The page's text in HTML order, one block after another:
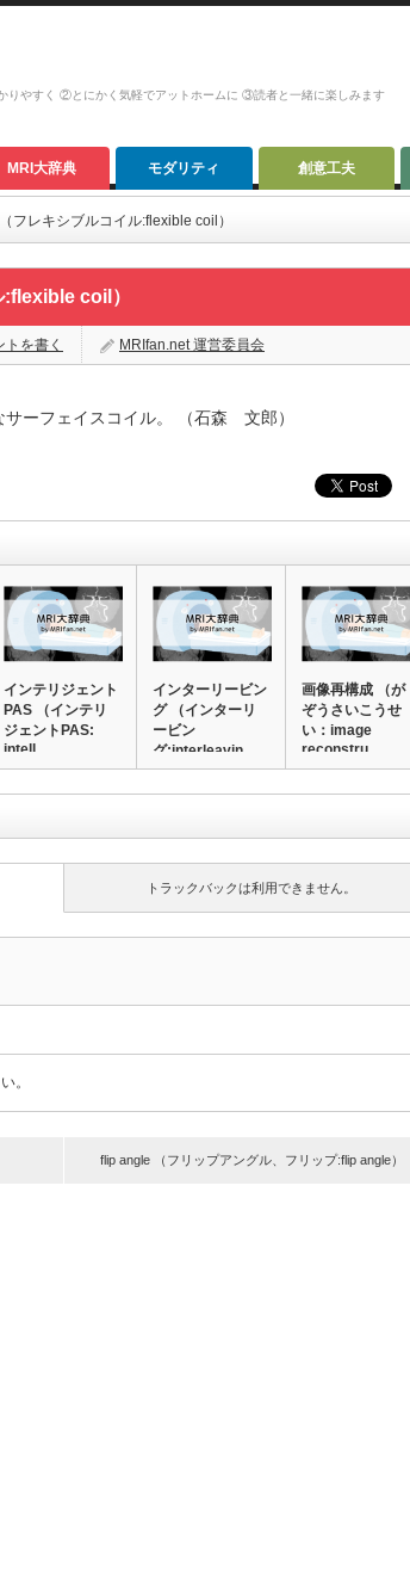
りやすく ②とにかく気軽でアットホームに ③読者と一緒に楽しみます
MRI大辞典 モダリティ 創意工夫
フレキシブルコイル:flexible coil）
coil）
トを書く MRIfan.net 運営委員会
ーフェイスコイル。 （石森 文郎）
インテリジェント
PAS （インテリ
ジェントPAS:
intell…
インターリービン
グ （インターリ
ービン
グ:interleavin…
画像再構成 （が
ぞうさいこうせ
い：image
reconstru…
トラックバックは利用できません。
。
flip angle （フリップアングル、フリップ:flip angle）